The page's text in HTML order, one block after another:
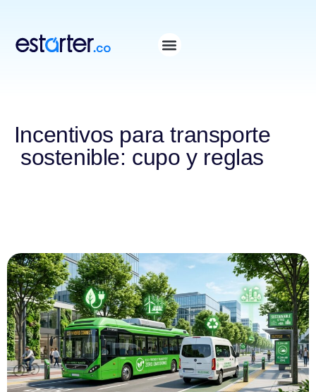
Incentivos para transporte
sostenible: cupo y reglas